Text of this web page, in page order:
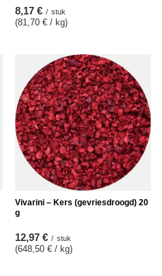
8,17 € / stuk
(81,70 € / kg)
Vivarini – Kers (gevriesdroogd) 20
g
12,97 € / stuk
(648,50 € / kg)